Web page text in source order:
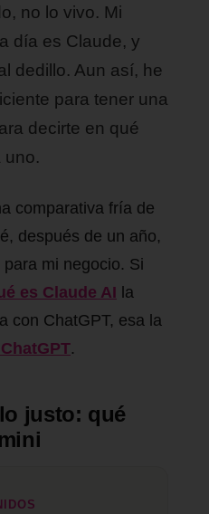
no lo vivo. Mi
día es Claude, y
dedillo. Aun así, he
para tener una
decirte en qué
uno.
comparativa fría de
después de un año,
mi negocio. Si
es Claude AI la
con ChatGPT, esa la
.
justo: qué